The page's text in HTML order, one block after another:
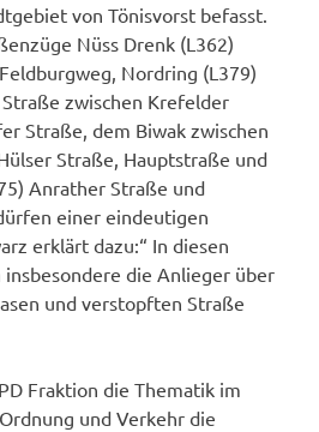
von Tönisvorst befasst.
Nüss Drenk (L362)
Nordring (L379)
zwischen Krefelder
Straße, dem Biwak zwischen
Straße, Hauptstraße und
Anrather Straße und
einer eindeutigen
erklärt dazu:“ In diesen
die Anlieger über
und verstopften Straße
Fraktion die Thematik im
und Verkehr die